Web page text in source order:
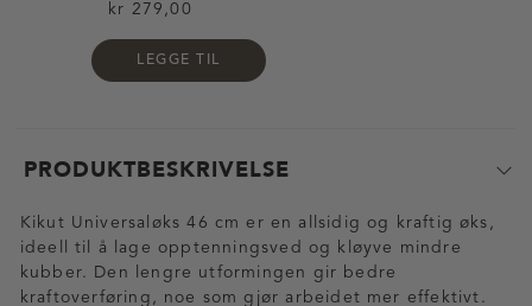
kr 279,00
LEGGE TIL
PRODUKTBESKRIVELSE
Kikut Universaløks 46 cm er en allsidig og kraftig øks,
ideell til å lage opptenningsved og kløyve mindre
kubber. Den lengre utformingen gir bedre
kraftoverføring, noe som gjør arbeidet mer effektivt.